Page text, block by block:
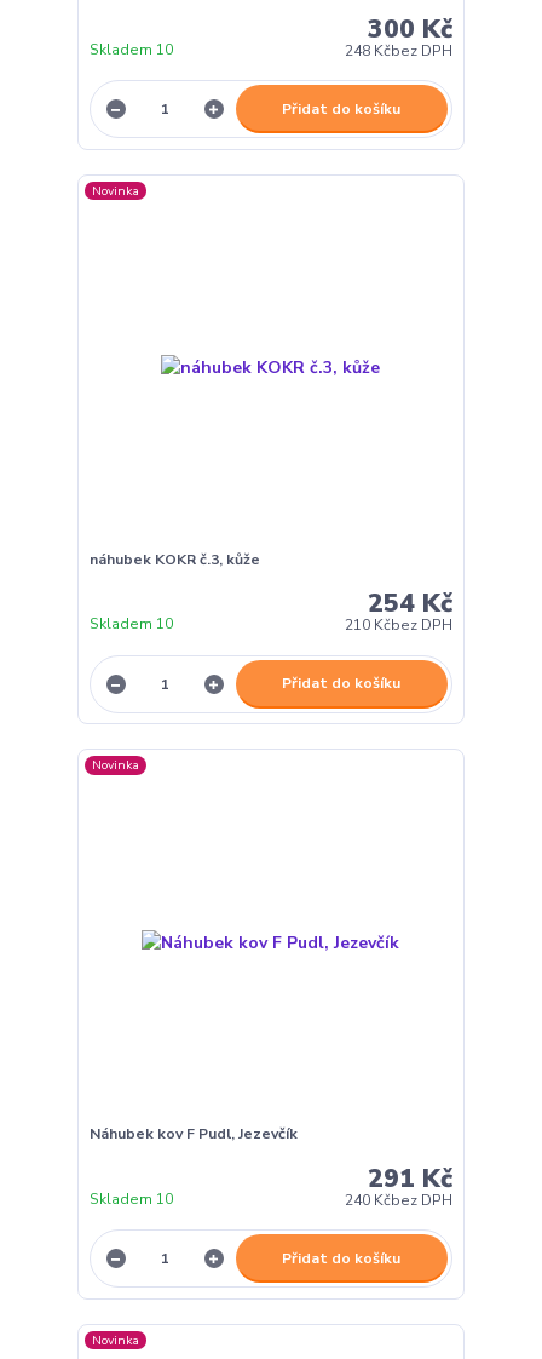
300 Kč
248 Kčbez DPH
Skladem 10
Přidat do košíku
Novinka
náhubek KOKR č.3, kůže
254 Kč
210 Kčbez DPH
Skladem 10
Přidat do košíku
Novinka
Náhubek kov F Pudl, Jezevčík
291 Kč
240 Kčbez DPH
Skladem 10
Přidat do košíku
Novinka